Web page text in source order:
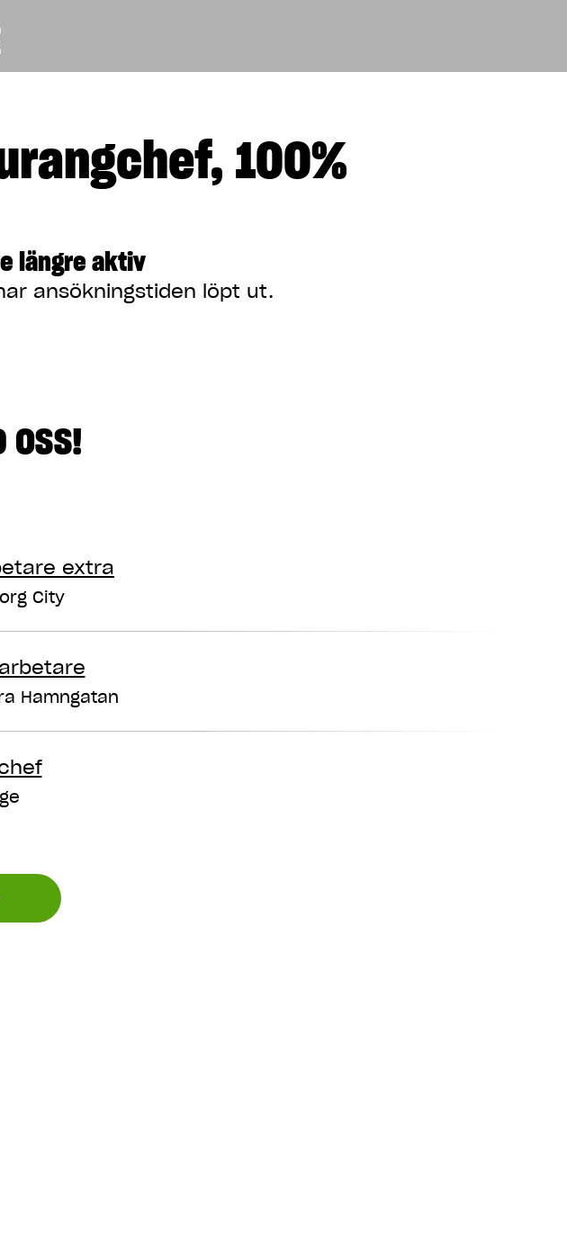
100%
längre aktiv
ansökningstiden löpt ut.
OSS!
extra
City
Hamngatan